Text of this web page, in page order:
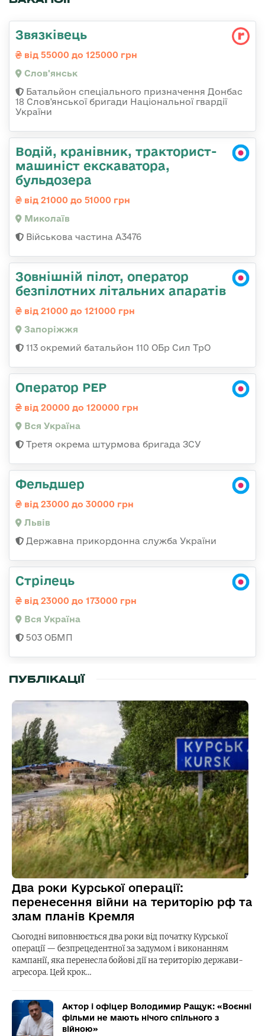
Звязківець
від 55000 до 125000 грн
Слов'янськ
Батальйон спеціального призначення Донбас
18 Слов'янської бригади Національної гвардії
України
Водій, кранівник, тракторист-
машиніст екскаватора,
бульдозера
від 21000 до 51000 грн
Миколаїв
Військова частина А3476
Зовнішній пілот, оператор
безпілотних літальних апаратів
від 21000 до 121000 грн
Запоріжжя
113 окремий батальйон 110 ОБр Сил ТрО
Оператор РЕР
від 20000 до 120000 грн
Вся Україна
Третя окрема штурмова бригада ЗСУ
Фельдшер
від 23000 до 30000 грн
Львів
Державна прикордонна служба України
Стрілець
від 23000 до 173000 грн
Вся Україна
503 ОБМП
ПУБЛІКАЦІЇ
Два роки Курської операції:
перенесення війни на територію рф та
злам планів Кремля
Сьогодні виповнюється два роки від початку Курської
операції — безпрецедентної за задумом і виконанням
кампанії, яка перенесла бойові дії на територію держави-
агресора. Цей крок…
Актор і офіцер Володимир Ращук: «Воєнні
фільми не мають нічого спільного з
війною»